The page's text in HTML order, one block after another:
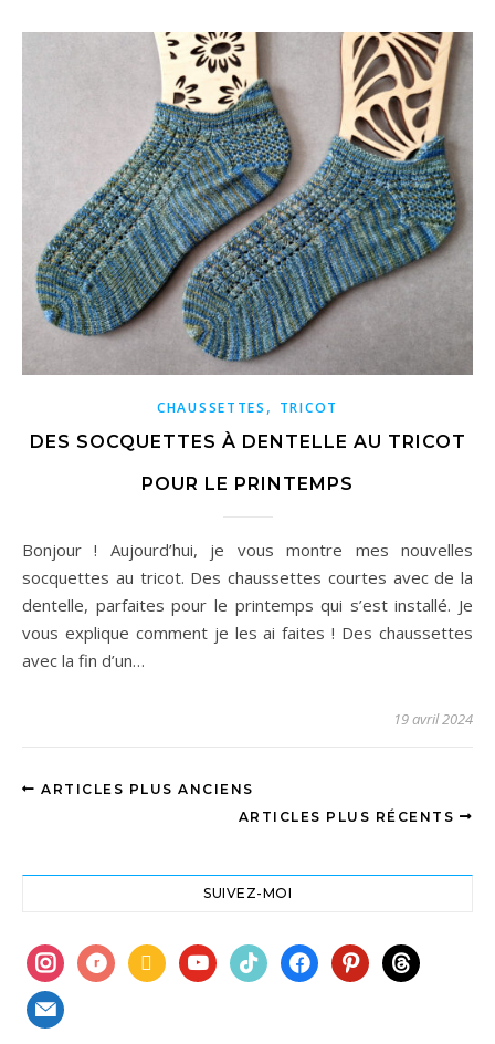
CHAUSSETTES , TRICOT
DES SOCQUETTES À DENTELLE AU TRICOT
POUR LE PRINTEMPS
Bonjour ! Aujourd’hui, je vous montre mes nouvelles
socquettes au tricot. Des chaussettes courtes avec de la
dentelle, parfaites pour le printemps qui s’est installé. Je
vous explique comment je les ai faites ! Des chaussettes
avec la fin d’un…
19 avril 2024
ARTICLES PLUS ANCIENS
ARTICLES PLUS RÉCENTS
SUIVEZ-MOI
instagram
ravelrybook youtubetiktokfacebookpinterest
threads
mail